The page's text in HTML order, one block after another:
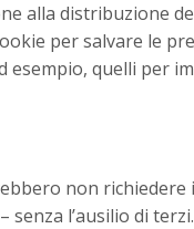
alla distribuzione
per salvare le
esempio, quelli per
non richiedere
l’ausilio di terzi.